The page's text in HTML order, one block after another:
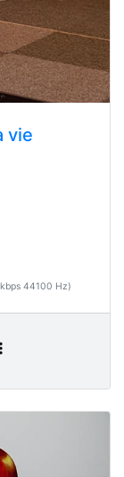
vie
44100 Hz)